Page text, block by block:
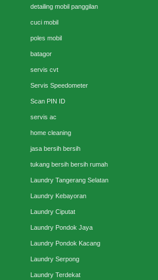
detailing mobil panggilan
cuci mobil
poles mobil
batagor
servis cvt
Servis Speedometer
Scan PIN ID
servis ac
home cleaning
jasa bersih bersih
tukang bersih bersih rumah
Laundry Tangerang Selatan
Laundry Kebayoran
Laundry Ciputat
Laundry Pondok Jaya
Laundry Pondok Kacang
Laundry Serpong
Laundry Terdekat